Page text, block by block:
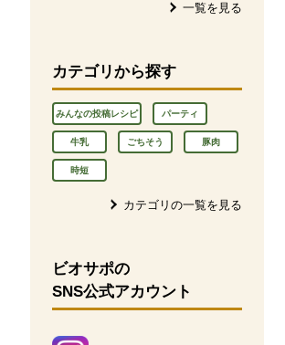
一覧を見る
カテゴリから探す
みんなの投稿レシピ パーティ
牛乳 ごちそう 豚肉
時短
カテゴリの一覧を見る
ビオサポの
SNS公式アカウント